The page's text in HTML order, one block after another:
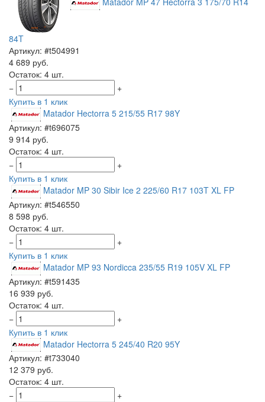
84T
Артикул: #t504991
4 689 руб.
Остаток: 4 шт.
−
+
Купить в 1 клик
Matador Hectorra 5 215/55 R17 98Y
Артикул: #t696075
9 914 руб.
Остаток: 4 шт.
−
+
Купить в 1 клик
Matador MP 30 Sibir Ice 2 225/60 R17 103T XL FP
Артикул: #t546550
8 598 руб.
Остаток: 4 шт.
−
+
Купить в 1 клик
Matador MP 93 Nordicca 235/55 R19 105V XL FP
Артикул: #t591435
16 939 руб.
Остаток: 4 шт.
−
+
Купить в 1 клик
Matador Hectorra 5 245/40 R20 95Y
Артикул: #t733040
12 379 руб.
Остаток: 4 шт.
−
+